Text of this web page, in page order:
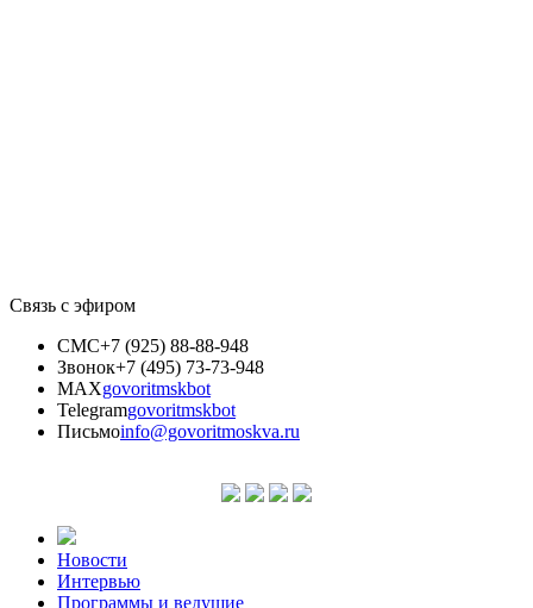
Связь с эфиром
СМС+7 (925) 88-88-948
Звонок+7 (495) 73-73-948
MAXgovoritmskbot
Telegramgovoritmskbot
Письмоinfo@govoritmoskva.ru
Новости
Интервью
Программы и ведущие